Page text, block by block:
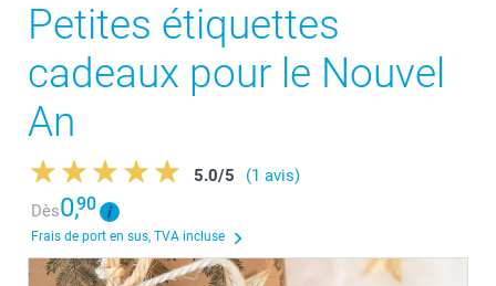
Petites étiquettes
cadeaux pour le Nouvel
An
5.0/5
(1 avis)
Dès0,90
Frais de port en sus, TVA incluse